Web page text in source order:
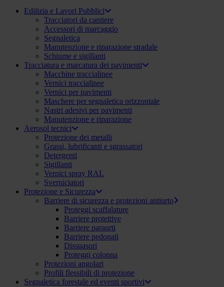
Edilizia e Lavori Pubblici
Tracciatori da cantiere
Accessori di marcaggio
Segnaletica
Manutenzione e riparazione stradale
Schiume e sigillanti
Tracciatura e marcatura dei pavimenti
Macchine traccialinee
Vernici traccialinee
Vernici per pavimenti
Maschere per segnaletica orizzontale
Nastri adesivi per pavimenti
Manutenzione e riparazione
Aerosol tecnici
Protezione dei metalli
Grassi, lubrificanti e sgrassatori
Detergenti
Sigillanti
Vernici spray RAL
Sverniciatori
Protezione e Sicurezza
Barriere di sicurezza e protezioni antiurto
Proteggi scaffalature
Barriere protettive
Barriere paraurti
Barriere pedonali
Dissuasori
Proteggi colonna
Protezioni angolari
Profili flessibili di protezione
Segnaletica forestale ed eventi sportivi